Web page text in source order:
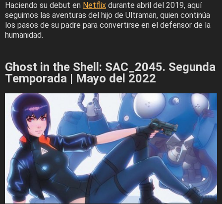
Haciendo su debut en Netflix durante abril del 2019, aquí
seguimos las aventuras del hijo de Ultraman, quien continúa
los pasos de su padre para convertirse en el defensor de la
humanidad.
Ghost in the Shell: SAC_2045. Segunda
Temporada | Mayo del 2022